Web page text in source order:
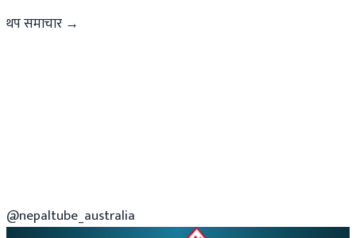
थप समाचार →
@nepaltube_australia